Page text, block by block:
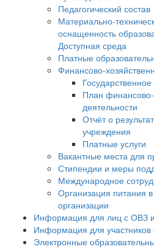
Педагогический состав
Материально-
оснащенность
Доступная среда
Платные
Финансово-
План финансово-
деятельности
Отчёт о
учреждения
Платные услуги
Вакантные места для
Стипендии и меры
Международное
Организация питания
организации
Информация для лиц с ОВЗ
Информация для
Электронные